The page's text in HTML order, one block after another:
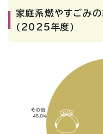
家庭系燃やすごみ
（2025年度）